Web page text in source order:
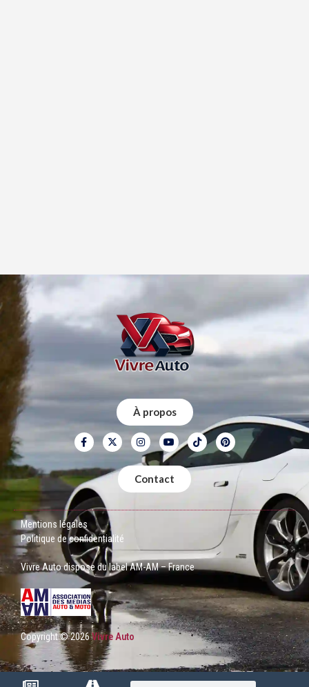
À propos
Contact
Mentions légales
Politique de confidentialité
Vivre Auto dispose du label AM-AM – France
Copyright © 2026Vivre Auto